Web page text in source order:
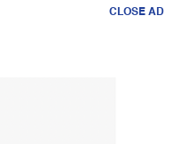
CLOSE AD